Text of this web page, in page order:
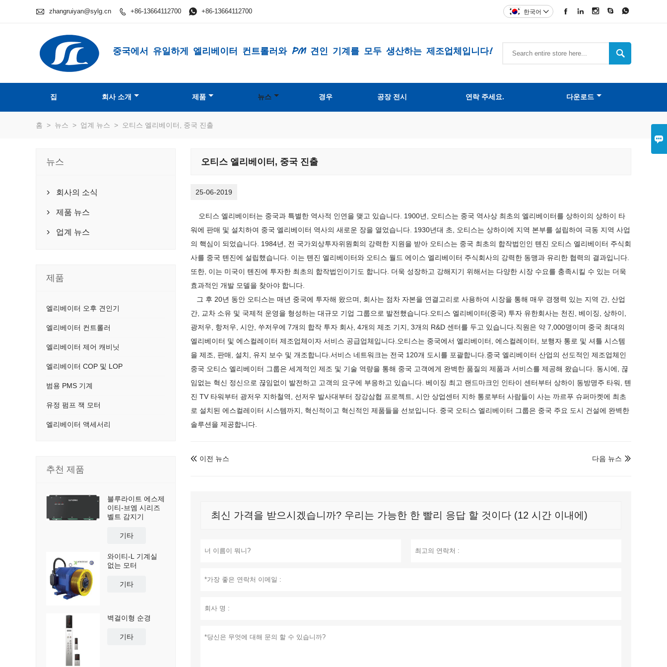

 zhangruiyan@sylg.cn  +86-13664112700  +86-13664112700     
한국어 
중국에서 유일하게 엘리베이터 컨트롤러와 PM 견인 기계를 모두 생산하는 제조업체입니다! 
집 회사 소개 제품 뉴스 경우 공장 전시 연락 주세요. 다운로드
홈 > 뉴스 > 업계 뉴스 > 오티스 엘리베이터, 중국 진출
오티스 엘리베이터, 중국 진출
25-06-2019
오티스 엘리베이터는 중국과 특별한 역사적 인연을 맺고 있습니다. 1900년, 오티스는 중국 역사상 최초의 엘리베이터를 상하이의 상하이 타
워에 판매 및 설치하여 중국 엘리베이터 역사의 새로운 장을 열었습니다. 1930년대 초, 오티스는 상하이에 지역 본부를 설립하여 극동 지역 사업
의 핵심이 되었습니다. 1984년, 전 국가외상투자위원회의 강력한 지원을 받아 오티스는 중국 최초의 합작법인인 톈진 오티스 엘리베이터 주식회
사를 중국 톈진에 설립했습니다. 이는 톈진 엘리베이터와 오티스 월드 에이스 엘리베이터 주식회사의 강력한 동맹과 유리한 협력의 결과입니다.
또한, 이는 미국이 톈진에 투자한 최초의 합작법인이기도 합니다. 더욱 성장하고 강해지기 위해서는 다양한 시장 수요를 충족시킬 수 있는 더욱
효과적인 개발 모델을 찾아야 합니다.
그 후 20년 동안 오티스는 매년 중국에 투자해 왔으며, 회사는 점차 자본을 연결고리로 사용하여 시장을 통해 매우 경쟁력 있는 지역 간, 산업
간, 교차 소유 및 국제적 운영을 형성하는 대규모 기업 그룹으로 발전했습니다.오티스 엘리베이터(중국) 투자 유한회사는 천진, 베이징, 상하이,
광저우, 항저우, 시안, 쑤저우에 7개의 합작 투자 회사, 4개의 제조 기지, 3개의 R&D 센터를 두고 있습니다.직원은 약 7,000명이며 중국 최대의
엘리베이터 및 에스컬레이터 제조업체이자 서비스 공급업체입니다.오티스는 중국에서 엘리베이터, 에스컬레이터, 보행자 통로 및 셔틀 시스템
을 제조, 판매, 설치, 유지 보수 및 개조합니다.서비스 네트워크는 전국 120개 도시를 포괄합니다.중국 엘리베이터 산업의 선도적인 제조업체인
중국 오티스 엘리베이터 그룹은 세계적인 제조 및 기술 역량을 통해 중국 고객에게 완벽한 품질의 제품과 서비스를 제공해 왔습니다. 동시에, 끊
임없는 혁신 정신으로 끊임없이 발전하고 고객의 요구에 부응하고 있습니다. 베이징 최고 랜드마크인 인타이 센터부터 상하이 동방명주 타워, 톈
진 TV 타워부터 광저우 지하철역, 선저우 발사대부터 장강삼협 프로젝트, 시안 상업센터 지하 통로부터 사람들이 사는 까르푸 슈퍼마켓에 최초
로 설치된 에스컬레이터 시스템까지, 혁신적이고 혁신적인 제품들을 선보입니다. 중국 오티스 엘리베이터 그룹은 중국 주요 도시 건설에 완벽한
솔루션을 제공합니다.
 이전 뉴스 
다음 뉴스
최신 가격을 받으시겠습니까? 우리는 가능한 한 빨리 응답 할 것이다 (12 시간 이내에)
뉴스
 회사의 소식
 제품 뉴스
 업계 뉴스
제품
엘리베이터 오후 견인기
엘리베이터 컨트롤러
엘리베이터 제어 캐비닛
엘리베이터 COP 및 LOP
범용 PMS 기계
유정 펌프 잭 모터
엘리베이터 액세서리
추천 제품
블루라이트 에스제
이티-브엠 시리즈
벨트 감지기
기타
와이티-L 기계실
없는 모터
기타
벽걸이형 순경
기타